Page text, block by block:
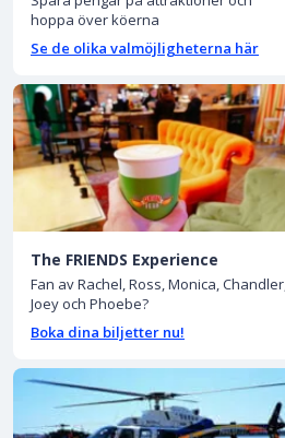
hoppa över köerna
Se de olika valmöjligheterna här
The FRIENDS Experience
Fan av Rachel, Ross, Monica, Chandler,
Joey och Phoebe?
Boka dina biljetter nu!